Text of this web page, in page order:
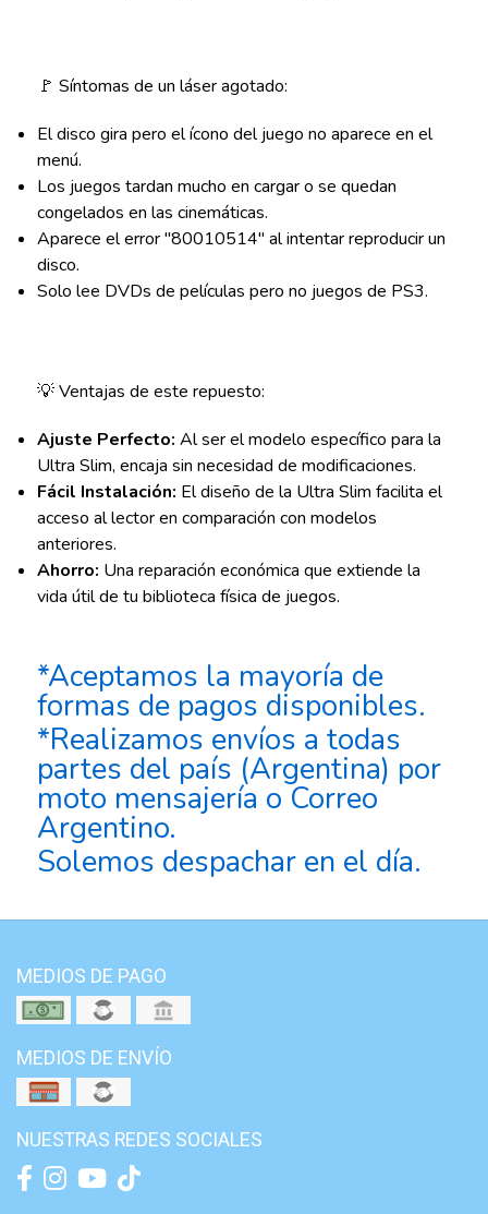
🚩 Síntomas de un láser agotado:
El disco gira pero el ícono del juego no aparece en el
menú.
Los juegos tardan mucho en cargar o se quedan
congelados en las cinemáticas.
Aparece el error "80010514" al intentar reproducir un
disco.
Solo lee DVDs de películas pero no juegos de PS3.
💡 Ventajas de este repuesto:
Ajuste Perfecto: Al ser el modelo específico para la
Ultra Slim, encaja sin necesidad de modificaciones.
Fácil Instalación: El diseño de la Ultra Slim facilita el
acceso al lector en comparación con modelos
anteriores.
Ahorro: Una reparación económica que extiende la
vida útil de tu biblioteca física de juegos.
*Aceptamos la mayoría de
formas de pagos disponibles.
*Realizamos envíos a todas
partes del país (Argentina) por
moto mensajería o Correo
Argentino.
Solemos despachar en el día.
MEDIOS DE PAGO
MEDIOS DE ENVÍO
NUESTRAS REDES SOCIALES